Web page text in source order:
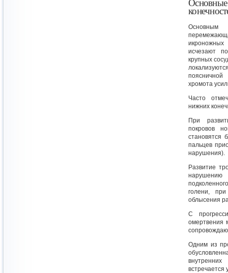
Основным
исчезают
крупных
хромота
Часто
нижних
При
покровов
становятся
пальцев
нарушения).
Развитие
голени,
облысения
С
омертвения
Одним из
встречается